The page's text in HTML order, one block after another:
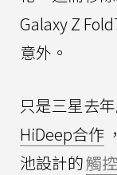
Galaxy Z
意外。
只是三星去
HiDeep合作
池設計的觸